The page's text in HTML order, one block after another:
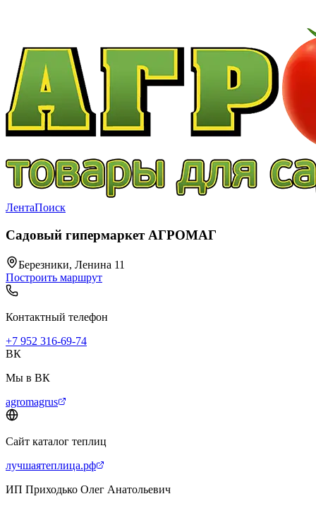
ЛентаПоиск
Садовый гипермаркет АГРОМАГ
Березники, Ленина 11
Построить маршрут
Контактный телефон
+7 952 316-69-74
ВК
Мы в ВК
agromagrus
Сайт каталог теплиц
лучшаятеплица.рф
ИП Приходько Олег Анатольевич